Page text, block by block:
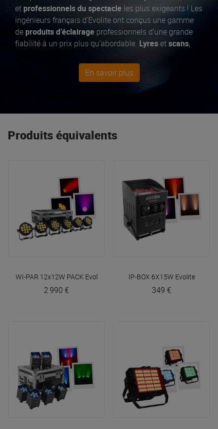
et professionnels du spectacle les plus exigeants ! Les
ingénieurs français d’Evolite ont conçus une gamme
de produits d’éclairage professionnels d’une grande
fiabilité à un prix plus qu’abordable. Lyresetscans,
... tous équipés des dernières
technologies pour des shows lumineux époustouflants
En savoir plus
Produits équivalents
WI-PAR 12x12W PACK Evolite
2 990 €
IP-BOX 6X15W Evolite
349 €